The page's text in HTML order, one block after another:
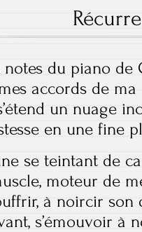
notes du piano de
accords de
un nuage
en une fine
se teintant de
moteur de
à noircir son
s’émouvoir à